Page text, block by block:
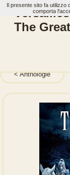
The
Anthologie
Il presente sito fa utilizzo
comporta